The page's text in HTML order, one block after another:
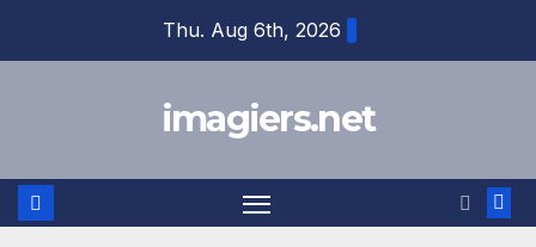
Thu. Aug 6th, 2026
imagiers.net